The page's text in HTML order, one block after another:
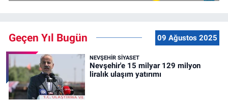
Geçen Yıl Bugün 09 Ağustos 2025
NEVŞEHIR SIYASET
Nevşehir'e 15 milyar 129 milyon
liralık ulaşım yatırımı